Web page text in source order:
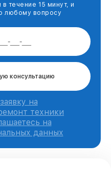
течение 15 минут, и
любому вопросу
консультацию
на
техники
на
данных